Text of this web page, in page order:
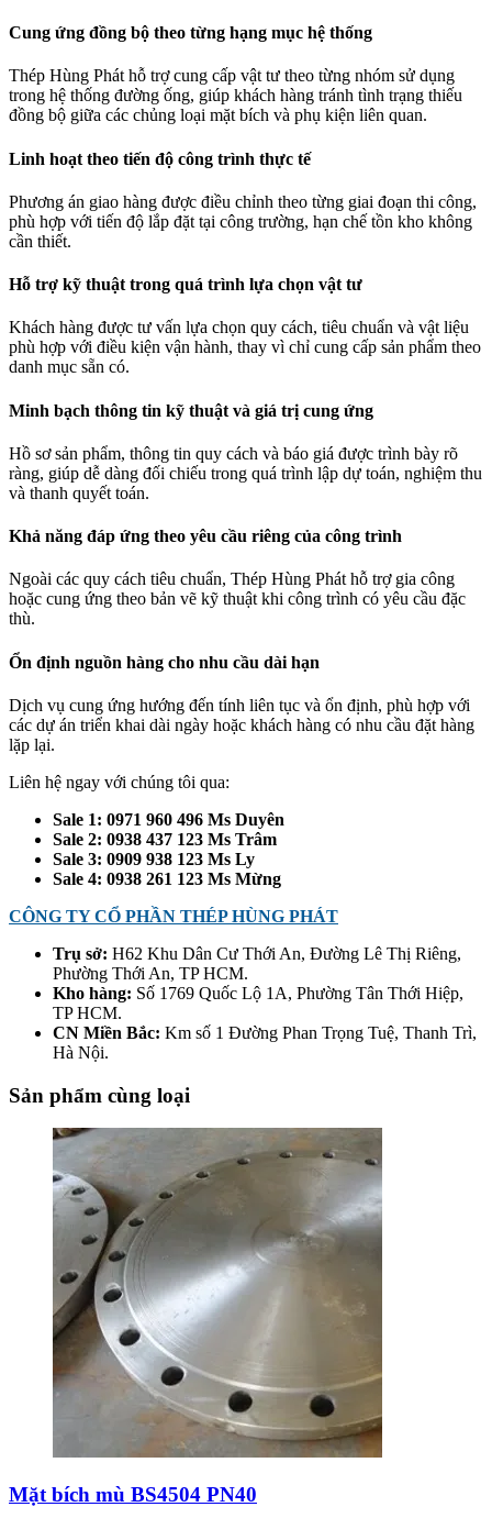
Cung ứng đồng bộ theo từng hạng mục hệ thống
Thép Hùng Phát hỗ trợ cung cấp vật tư theo từng nhóm sử dụng
trong hệ thống đường ống, giúp khách hàng tránh tình trạng thiếu
đồng bộ giữa các chủng loại mặt bích và phụ kiện liên quan.
Linh hoạt theo tiến độ công trình thực tế
Phương án giao hàng được điều chỉnh theo từng giai đoạn thi công,
phù hợp với tiến độ lắp đặt tại công trường, hạn chế tồn kho không
cần thiết.
Hỗ trợ kỹ thuật trong quá trình lựa chọn vật tư
Khách hàng được tư vấn lựa chọn quy cách, tiêu chuẩn và vật liệu
phù hợp với điều kiện vận hành, thay vì chỉ cung cấp sản phẩm theo
danh mục sẵn có.
Minh bạch thông tin kỹ thuật và giá trị cung ứng
Hồ sơ sản phẩm, thông tin quy cách và báo giá được trình bày rõ
ràng, giúp dễ dàng đối chiếu trong quá trình lập dự toán, nghiệm thu
và thanh quyết toán.
Khả năng đáp ứng theo yêu cầu riêng của công trình
Ngoài các quy cách tiêu chuẩn, Thép Hùng Phát hỗ trợ gia công
hoặc cung ứng theo bản vẽ kỹ thuật khi công trình có yêu cầu đặc
thù.
Ổn định nguồn hàng cho nhu cầu dài hạn
Dịch vụ cung ứng hướng đến tính liên tục và ổn định, phù hợp với
các dự án triển khai dài ngày hoặc khách hàng có nhu cầu đặt hàng
lặp lại.
Liên hệ ngay với chúng tôi qua:
Sale 1: 0971 960 496 Ms Duyên
Sale 2: 0938 437 123 Ms Trâm
Sale 3: 0909 938 123 Ms Ly
Sale 4: 0938 261 123 Ms Mừng
CÔNG TY CỔ PHẦN THÉP HÙNG PHÁT
Trụ sở: H62 Khu Dân Cư Thới An, Đường Lê Thị Riêng,
Phường Thới An, TP HCM.
Kho hàng: Số 1769 Quốc Lộ 1A, Phường Tân Thới Hiệp,
TP HCM.
CN Miền Bắc: Km số 1 Đường Phan Trọng Tuệ, Thanh Trì,
Hà Nội.
Sản phẩm cùng loại
Mặt bích mù BS4504 PN40